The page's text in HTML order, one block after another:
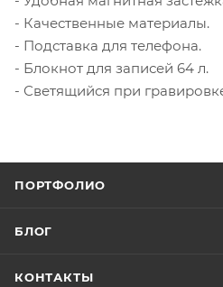
- Качественные материалы.
- Подставка для телефона.
- Блокнот для записей 64 л.
- Светящийся при
ПОРТФОЛИО
БЛОГ
КОНТАКТЫ